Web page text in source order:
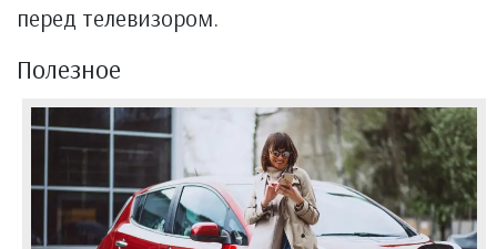
перед телевизором.
Полезное